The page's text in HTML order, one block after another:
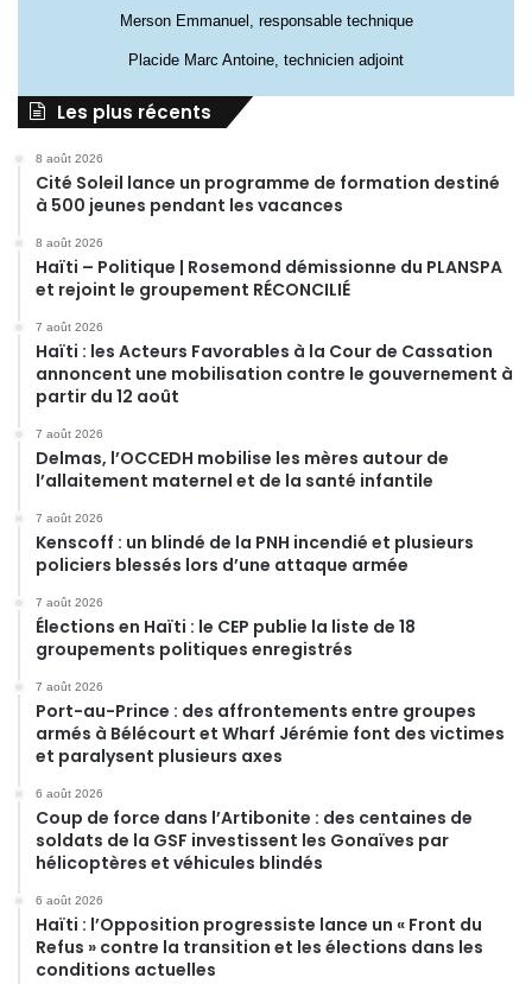
Merson Emmanuel, responsable technique
Placide Marc Antoine, technicien adjoint
Les plus récents
8 août 2026
Cité Soleil lance un programme de formation destiné
à 500 jeunes pendant les vacances
8 août 2026
Haïti – Politique | Rosemond démissionne du PLANSPA
et rejoint le groupement RÉCONCILIÉ
7 août 2026
Haïti : les Acteurs Favorables à la Cour de Cassation
annoncent une mobilisation contre le gouvernement à
partir du 12 août
7 août 2026
Delmas, l’OCCEDH mobilise les mères autour de
l’allaitement maternel et de la santé infantile
7 août 2026
Kenscoff : un blindé de la PNH incendié et plusieurs
policiers blessés lors d’une attaque armée
7 août 2026
Élections en Haïti : le CEP publie la liste de 18
groupements politiques enregistrés
7 août 2026
Port-au-Prince : des affrontements entre groupes
armés à Bélécourt et Wharf Jérémie font des victimes
et paralysent plusieurs axes
6 août 2026
Coup de force dans l’Artibonite : des centaines de
soldats de la GSF investissent les Gonaïves par
hélicoptères et véhicules blindés
6 août 2026
Haïti : l’Opposition progressiste lance un « Front du
Refus » contre la transition et les élections dans les
conditions actuelles